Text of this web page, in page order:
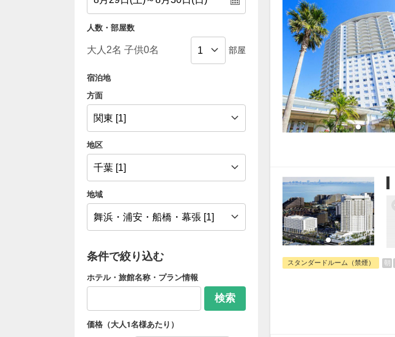
人数・部屋数
部屋
宿泊地
方面
地区
地域
条件で絞り込む
ホテル・旅館名称・プラン情報
検索
価格（大人1名様あたり）
スタンダードルーム（禁煙） 朝